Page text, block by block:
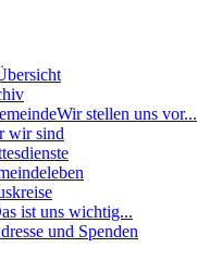
Wir stellen uns vor...
wir sind
ist uns wichtig...
und Spenden